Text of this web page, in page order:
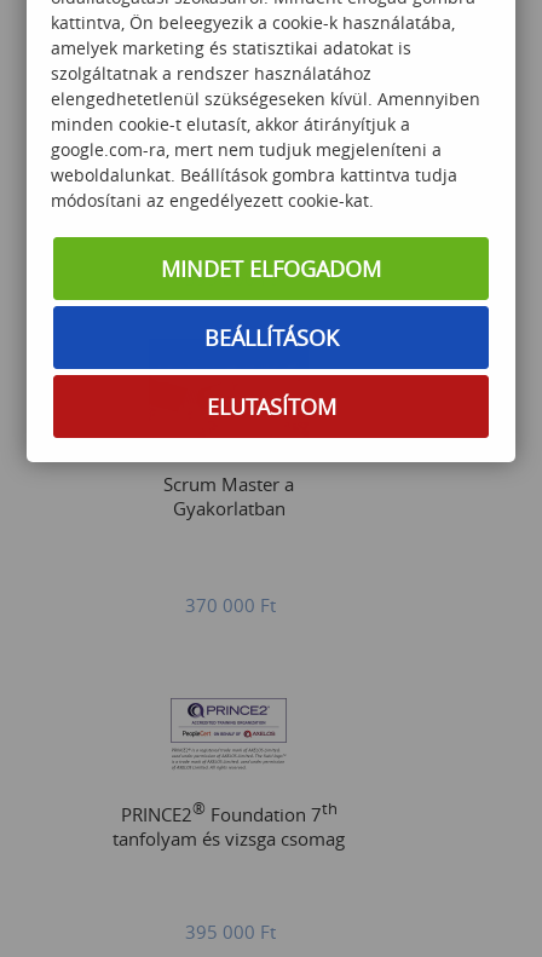
ITIL®4 Foundation
tanfolyam és vizsga csomag
395 000Ft
Scrum Master a
Gyakorlatban
370 000 Ft
PRINCE2® Foundation 7th
tanfolyam és vizsga csomag
395 000 Ft
kattintva, Ön beleegyezik a cookie-k használatába,
amelyek marketing és statisztikai adatokat is
szolgáltatnak a rendszer használatához
elengedhetetlenül szükségeseken kívül. Amennyiben
minden cookie-t elutasít, akkor átirányítjuk a
google.com-ra, mert nem tudjuk megjeleníteni a
weboldalunkat. Beállítások gombra kattintva tudja
módosítani az engedélyezett cookie-kat.
MINDET ELFOGADOM
BEÁLLÍTÁSOK
ELUTASÍTOM